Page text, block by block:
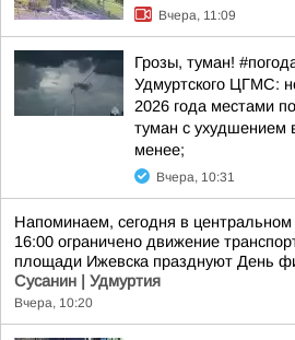
Вчера, 11:09
Грозы, туман!
Удмуртского ЦГМС:
2026 года местами
туман с ухудшением
менее;
Вчера, 10:31
Напоминаем, сегодня в центральном
16:00 ограничено движение
площади Ижевска празднуют День
Сусанин | Удмуртия
Вчера, 10:20